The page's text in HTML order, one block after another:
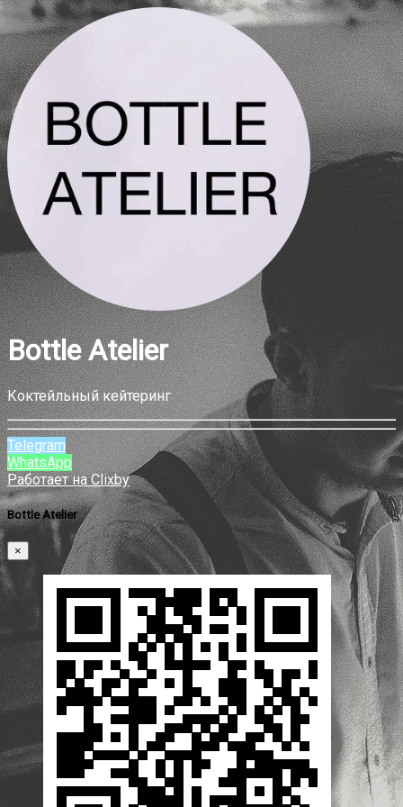
Bottle Atelier
Коктейльный кейтеринг
Telegram
WhatsApp
Работает на Clixby
Bottle Atelier
×